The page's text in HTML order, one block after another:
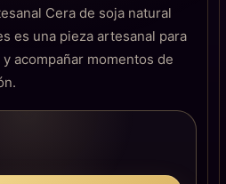
Cera de soja natural
es una pieza artesanal para
acompañar momentos de